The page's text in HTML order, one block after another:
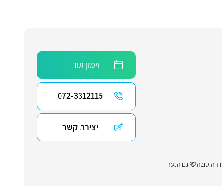
"ד״ר גנלין רופאה מקצועית, אנושית ואישיות מקסימה! דיברה בגובה עיניים הקשיבה הסבירה גילתה רגישות והבנה והכל בחיוך ובאווירה טובה🩷 גם הנער
זימון תור
072-3312115
יצירת קשר